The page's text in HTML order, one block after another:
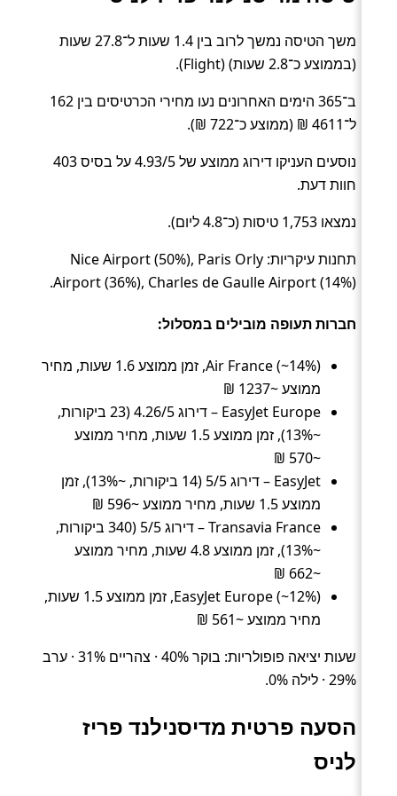
משך הטיסה נמשך לרוב בין 1.4 שעות ל־27.8 שעות
(בממוצע כ־2.8 שעות) (Flight).
ב־365 הימים האחרונים נעו מחירי הכרטיסים בין 162
ל־4611 ₪ (ממוצע כ־722 ₪).
נוסעים העניקו דירוג ממוצע של 4.93/5 על בסיס 403
חוות דעת.
נמצאו 1,753 טיסות (כ־4.8 ליום).
תחנות עיקריות: Nice Airport (50%), Paris Orly
Airport (36%), Charles de Gaulle Airport (14%).
חברות תעופה מובילים במסלול:
Air France (~14%), זמן ממוצע 1.6 שעות, מחיר
ממוצע ~1237 ₪
EasyJet Europe – דירוג 4.26/5 (23 ביקורות,
~13%), זמן ממוצע 1.5 שעות, מחיר ממוצע
~570 ₪
EasyJet – דירוג 5/5 (14 ביקורות, ~13%), זמן
ממוצע 1.5 שעות, מחיר ממוצע ~596 ₪
Transavia France – דירוג 5/5 (340 ביקורות,
~13%), זמן ממוצע 4.8 שעות, מחיר ממוצע
~662 ₪
EasyJet Europe (~12%), זמן ממוצע 1.5 שעות,
מחיר ממוצע ~561 ₪
שעות יציאה פופולריות: בוקר 40% · צהריים 31% · ערב
29% · לילה 0%.
הסעה פרטית מדיסנילנד פריז
לניס